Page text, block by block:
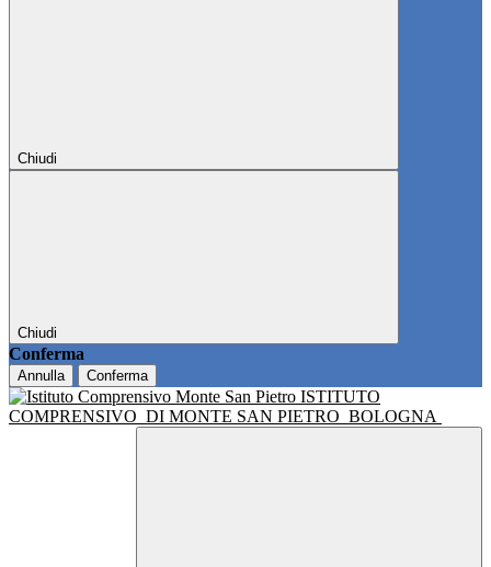
Chiudi
Chiudi
Conferma
Annulla Conferma
ISTITUTO
COMPRENSIVO DI MONTE SAN PIETRO BOLOGNA